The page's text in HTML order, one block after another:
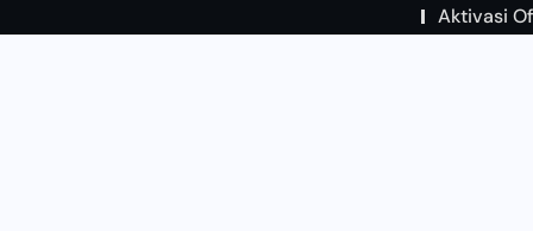
Aktivasi